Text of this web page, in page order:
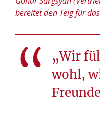
bereitet den Teig für
„Wir
wohl,